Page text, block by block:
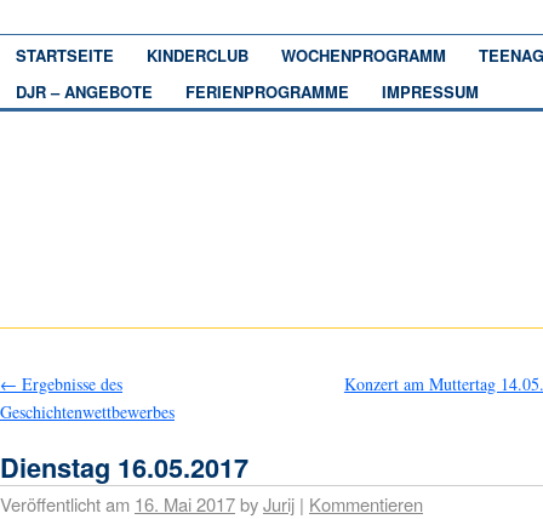
STARTSEITE KINDERCLUB WOCHENPROGRAMM
DJR – ANGEBOTE
FERIENPROGRAMME IMPRESSUM
← Ergebnisse des
Geschichtenwettbewerbes
Konzert am Muttertag
Dienstag 16.05.2017
Veröffentlicht am 16. Mai 2017byJurij | Kommentieren